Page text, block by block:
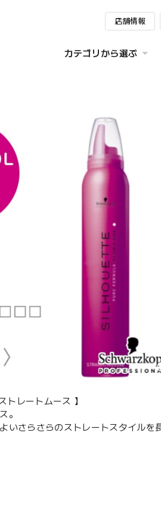
店舗情報
カテゴリから選ぶ
トレートムース 】
。
いさらさらのストレートスタイルを